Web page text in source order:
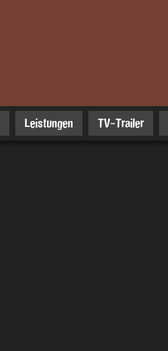
Leistungen TV-Trailer